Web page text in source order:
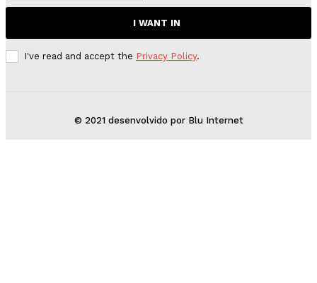
I WANT IN
I've read and accept the Privacy Policy.
© 2021 desenvolvido por Blu Internet